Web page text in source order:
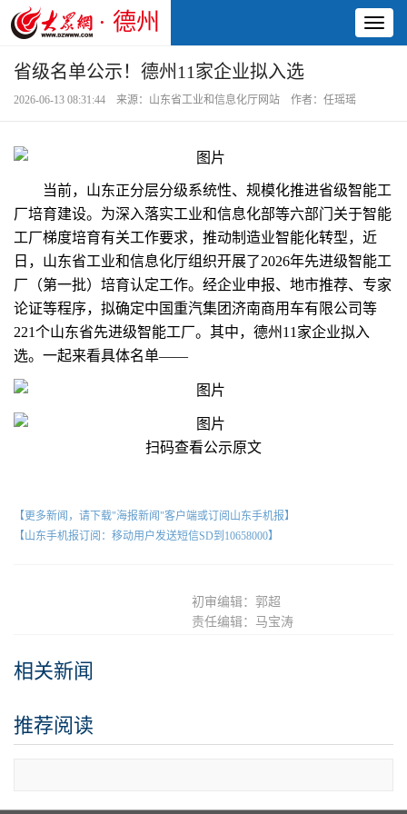
· 德州
省级名单公示！德州11家企业拟入选
2026-06-13 08:31:44 来源：山东省工业和信息化厅网站 作者：任瑶瑶
当前，山东正分层分级系统性、规模化推进省级智能工
厂培育建设。为深入落实工业和信息化部等六部门关于智能
工厂梯度培育有关工作要求，推动制造业智能化转型，近
日，山东省工业和信息化厅组织开展了2026年先进级智能工
厂（第一批）培育认定工作。经企业申报、地市推荐、专家
论证等程序，拟确定中国重汽集团济南商用车有限公司等
221个山东省先进级智能工厂。其中，德州11家企业拟入
选。一起来看具体名单——
扫码查看公示原文
【更多新闻，请下载"海报新闻"客户端或订阅山东手机报】
【山东手机报订阅：移动用户发送短信SD到10658000】
初审编辑：郭超
责任编辑：马宝涛
相关新闻
推荐阅读
查看更多